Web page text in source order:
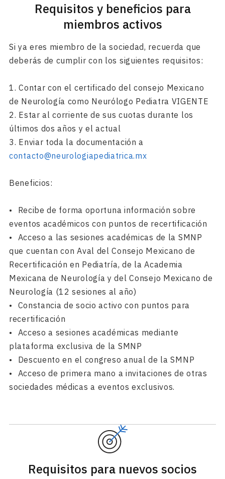
Requisitos y beneficios para
miembros activos
Si ya eres miembro de la sociedad, recuerda que
deberás de cumplir con los siguientes requisitos:
1. Contar con el certificado del consejo Mexicano
de Neurología como Neurólogo Pediatra VIGENTE
2. Estar al corriente de sus cuotas durante los
últimos dos años y el actual
3. Enviar toda la documentación a
contacto@neurologiapediatrica.mx
Beneficios:
•⁠ ⁠Recibe de forma oportuna información sobre
eventos académicos con puntos de recertificación
•⁠ ⁠Acceso a las sesiones académicas de la SMNP
que cuentan con Aval del Consejo Mexicano de
Recertificación en Pediatría, de la Academia
Mexicana de Neurología y del Consejo Mexicano de
Neurología (12 sesiones al año)
•⁠ ⁠Constancia de socio activo con puntos para
recertificación
•⁠ ⁠Acceso a sesiones académicas mediante
plataforma exclusiva de la SMNP
•⁠ ⁠Descuento en el congreso anual de la SMNP
•⁠ ⁠Acceso de primera mano a invitaciones de otras
sociedades médicas a eventos exclusivos.
Requisitos para nuevos socios